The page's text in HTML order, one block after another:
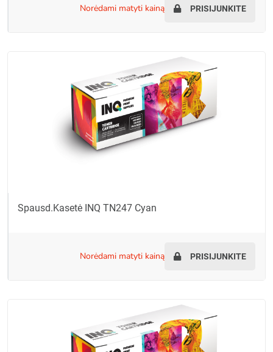
norėdami matyti kainą PRISIJUNKITE
Spausd.kasetė INQ TN247 Cyan
norėdami matyti kainą PRISIJUNKITE